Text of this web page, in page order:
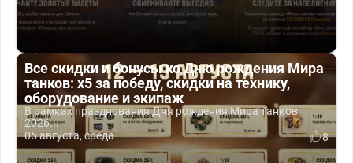
Все скидки и бонусы ко Дню рождения Мира
танков: x5 за победу, скидки на технику,
оборудование и экипаж
В рамках празднования Дня рождения Мира танков
2026...
05 августа, среда
8